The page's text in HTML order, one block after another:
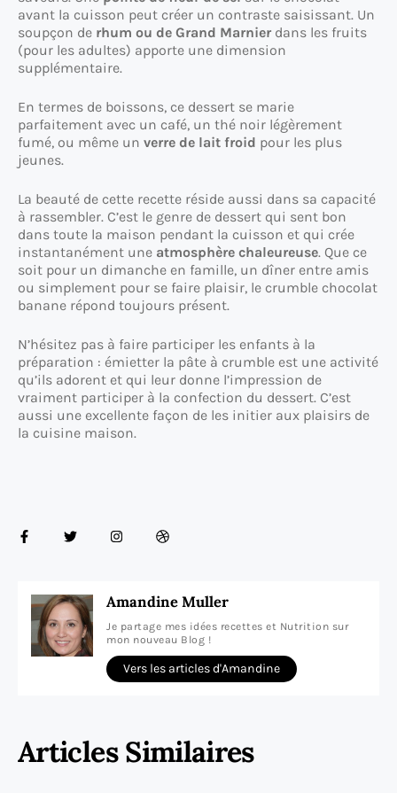
avant la cuisson peut créer un contraste saisissant. Un
soupçon de rhum ou de Grand Marnier dans les fruits
(pour les adultes) apporte une dimension
supplémentaire.
En termes de boissons, ce dessert se marie
parfaitement avec un café, un thé noir légèrement
fumé, ou même un verre de lait froid pour les plus
jeunes.
La beauté de cette recette réside aussi dans sa capacité
à rassembler. C’est le genre de dessert qui sent bon
dans toute la maison pendant la cuisson et qui crée
instantanément une atmosphère chaleureuse. Que ce
soit pour un dimanche en famille, un dîner entre amis
ou simplement pour se faire plaisir, le crumble chocolat
banane répond toujours présent.
N’hésitez pas à faire participer les enfants à la
préparation : émietter la pâte à crumble est une activité
qu’ils adorent et qui leur donne l’impression de
vraiment participer à la confection du dessert. C’est
aussi une excellente façon de les initier aux plaisirs de
la cuisine maison.
Amandine Muller
Je partage mes idées recettes et Nutrition sur
mon nouveau Blog !
Vers les articles d'Amandine
Articles Similaires